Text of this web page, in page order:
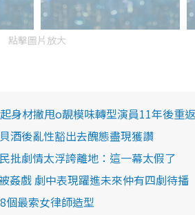
點擊圖片放大
身材撇甩o靚模味轉型演員11年後重
酒後亂性豁出去醜態盡現獲讚
批劇情太浮誇離地：這一幕太假了
姦戲 劇中表現躍進未來仲有四劇待播
個最索女律師造型